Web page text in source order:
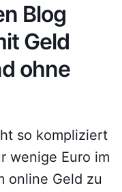
Blog
Geld
ohne
so kompliziert
wenige Euro im
online Geld zu